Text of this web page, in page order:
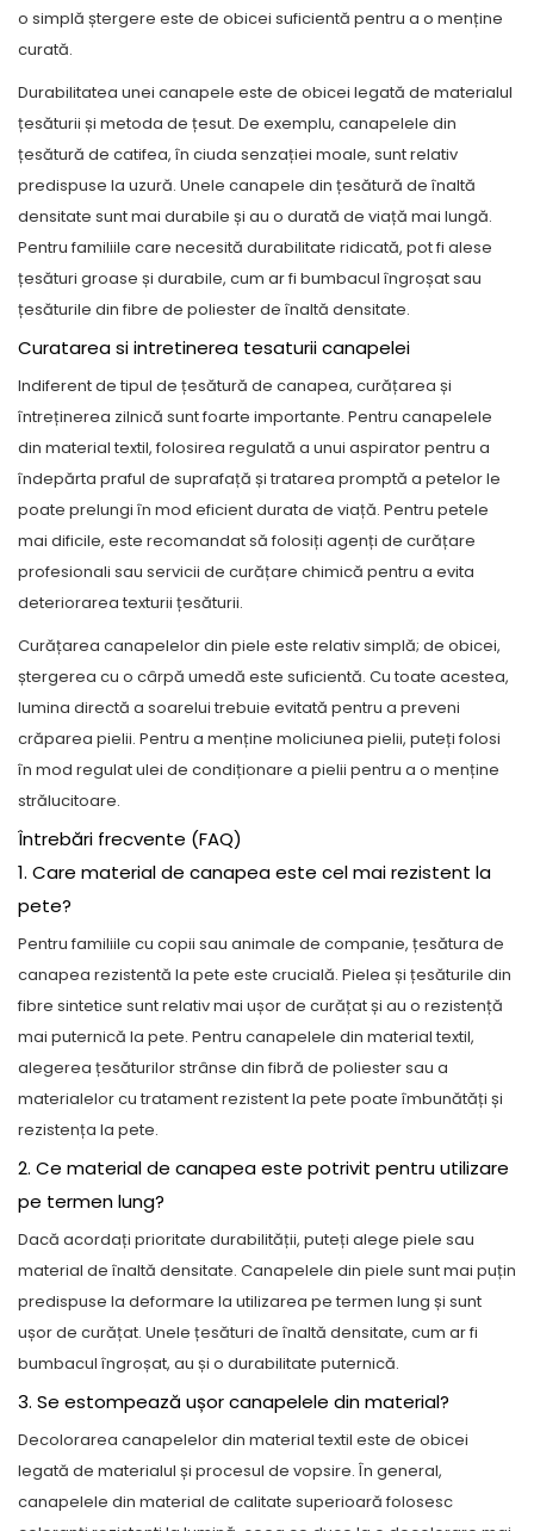
o simplă ștergere este de obicei suficientă pentru a o menține
curată.
Durabilitatea unei canapele este de obicei legată de materialul
țesăturii și metoda de țesut. De exemplu, canapelele din
țesătură de catifea, în ciuda senzației moale, sunt relativ
predispuse la uzură. Unele canapele din țesătură de înaltă
densitate sunt mai durabile și au o durată de viață mai lungă.
Pentru familiile care necesită durabilitate ridicată, pot fi alese
țesături groase și durabile, cum ar fi bumbacul îngroșat sau
țesăturile din fibre de poliester de înaltă densitate.
Curatarea si intretinerea tesaturii canapelei
Indiferent de tipul de țesătură de canapea, curățarea și
întreținerea zilnică sunt foarte importante. Pentru canapelele
din material textil, folosirea regulată a unui aspirator pentru a
îndepărta praful de suprafață și tratarea promptă a petelor le
poate prelungi în mod eficient durata de viață. Pentru petele
mai dificile, este recomandat să folosiți agenți de curățare
profesionali sau servicii de curățare chimică pentru a evita
deteriorarea texturii țesăturii.
Curățarea canapelelor din piele este relativ simplă; de obicei,
ștergerea cu o cârpă umedă este suficientă. Cu toate acestea,
lumina directă a soarelui trebuie evitată pentru a preveni
crăparea pielii. Pentru a menține moliciunea pielii, puteți folosi
în mod regulat ulei de condiționare a pielii pentru a o menține
strălucitoare.
Întrebări frecvente (FAQ)
1. Care material de canapea este cel mai rezistent la
pete?
Pentru familiile cu copii sau animale de companie, țesătura de
canapea rezistentă la pete este crucială. Pielea și țesăturile din
fibre sintetice sunt relativ mai ușor de curățat și au o rezistență
mai puternică la pete. Pentru canapelele din material textil,
alegerea țesăturilor strânse din fibră de poliester sau a
materialelor cu tratament rezistent la pete poate îmbunătăți și
rezistența la pete.
2. Ce material de canapea este potrivit pentru utilizare
pe termen lung?
Dacă acordați prioritate durabilității, puteți alege piele sau
material de înaltă densitate. Canapelele din piele sunt mai puțin
predispuse la deformare la utilizarea pe termen lung și sunt
ușor de curățat. Unele țesături de înaltă densitate, cum ar fi
bumbacul îngroșat, au și o durabilitate puternică.
3. Se estompează ușor canapelele din material?
Decolorarea canapelelor din material textil este de obicei
legată de materialul și procesul de vopsire. În general,
canapelele din material de calitate superioară folosesc